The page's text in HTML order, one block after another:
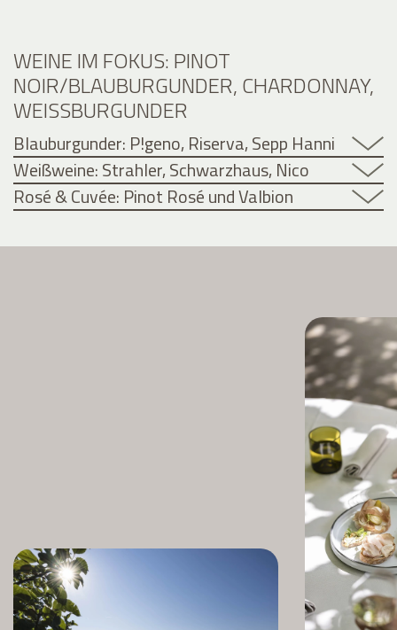
WEINE IM FOKUS: PINOT
NOIR/BLAUBURGUNDER, CHARDONNAY,
WEISSBURGUNDER
Blauburgunder: P!geno, Riserva, Sepp Hanni
Weißweine: Strahler, Schwarzhaus, Nico
Rosé & Cuvée: Pinot Rosé und Valbion